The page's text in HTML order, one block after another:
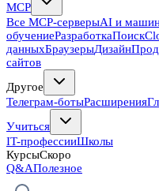
MCP
Все MCP-серверыAI и
обучениеРазработкаПоиск
данныхБраузерыДизайн
сайтов
Другое
Телеграм-ботыРасширения
Учиться
IT-профессииШколы
КурсыСкоро
Q&AПолезное